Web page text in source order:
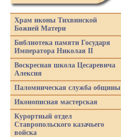
Храм иконы Тихвинской
Божией Матери
Библиотека памяти Государя
Императора Николая II
Воскресная школа Цесаревича
Алексия
Паломническая служба общины
Иконописная мастерская
Курортный отдел
Ставропольского казачьего
войска